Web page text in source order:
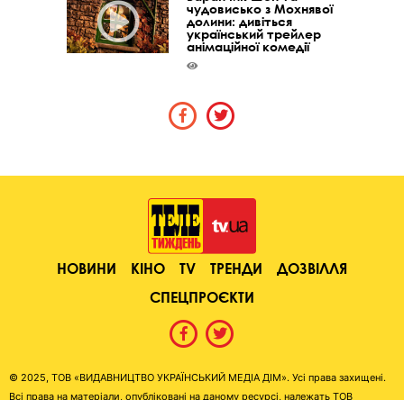
чудовисько з Мохнявої
долини: дивіться
український трейлер
анімаційної комедії
НОВИНИ КІНО TV ТРЕНДИ
ДОЗВІЛЛЯ
СПЕЦПРОЄКТИ
© 2025, ТОВ «ВИДАВНИЦТВО УКРАЇНСЬКИЙ МЕДІА ДІМ». Усі права захищені.
Всі права на матеріали, опубліковані на даному ресурсі, належать ТОВ